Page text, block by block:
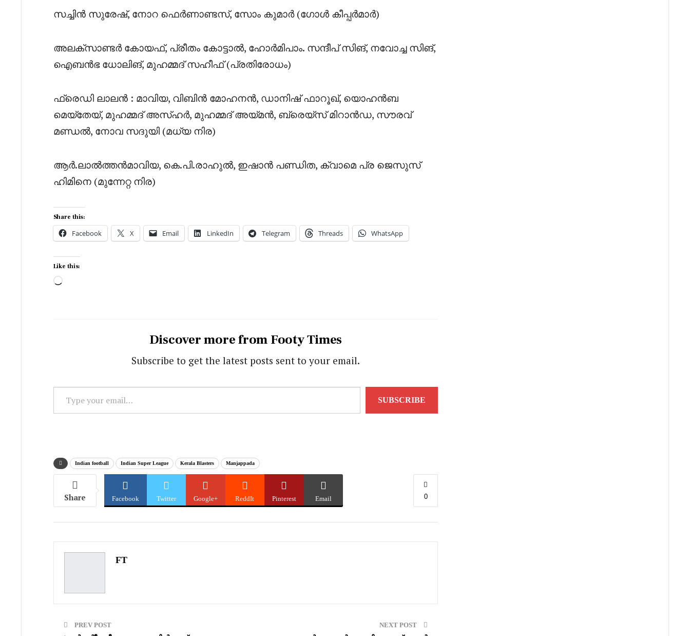
സച്ചിൻ സുരേഷ്, നോറ ഫെർണാണ്ടസ്, സോം കുമാർ (ഗോൾ കീപ്പർമാർ)
അലക്സാണ്ടർ കോയഫ്, പ്രീതം കോട്ടാൽ, ഹോർമിപാം. സന്ദീപ് സിങ്, നവോച്ച സിങ്,
ഐബൻഭ ധോലിങ്, മുഹമ്മദ് സഹീഫ് (പ്രതിരോധം)
ഫ്രെഡി ലാലൻ : മാവിയ, വിബിൻ മോഹനൻ, ഡാനിഷ് ഫാറൂഖ്, യൊഹൻബ
മെയ്തേയ്, മുഹമ്മദ് അസ്ഹർ, മുഹമ്മദ് അയ്‌മൻ, ബ്രെയ്‌സ് മിറാൻഡ, സൗരവ്
മണ്ഡൽ, നോവ സദുയി (മധ്യ നിര)
ആർ.ലാൽത്തൻമാവിയ, കെ.പി.രാഹുൽ, ഇഷാൻ പണ്ഡിത, ക്വാമെ പ്ര ജെസുസ്
ഹിമിനെ (മുന്നേറ്റ നിര)
Share this:
Facebook X Email LinkedIn Telegram Threads WhatsApp
Like this:
Loading…
Discover more from Footy Times
Subscribe to get the latest posts sent to your email.
your
SUBSCRIBE
Indian football Indian Super League Kerala Blasters Manjappada
0
Share Facebook Twitter Google+ ReddIt Pinterest Email
FT
PREV POST NEXT POST